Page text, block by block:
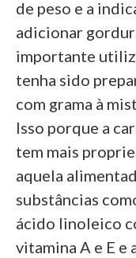
de peso e a
adicionar
importante
tenha sido
com grama à
Isso porque a
tem mais
aquela
substâncias
ácido linoleico
vitamina A e E e